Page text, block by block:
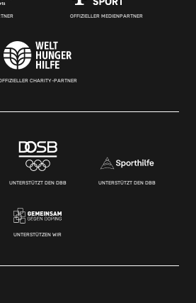
OFFIZIELLER MEDIENPARTNER
CHARITY-PARTNER
UNTERSTÜTZT DEN DBB UNTERSTÜTZT DEN DBB
UNTERSTÜTZEN WIR